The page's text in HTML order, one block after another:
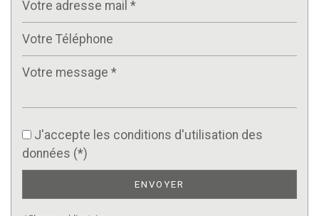
J'accepte les conditions d'utilisation des
données (*)
ENVOYER